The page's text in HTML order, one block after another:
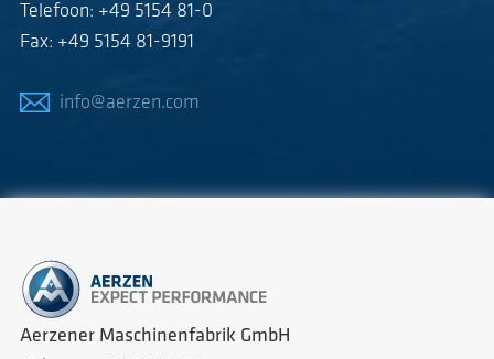
Telefoon: +49 5154 81-0
Fax: +49 5154 81-9191
info@aerzen.com
Aerzener Maschinenfabrik GmbH